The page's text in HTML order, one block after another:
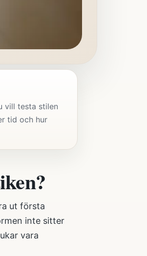
vill testa stilen
tid och hur
ut första
inte sitter
vara